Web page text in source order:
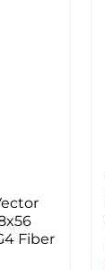
Fiber